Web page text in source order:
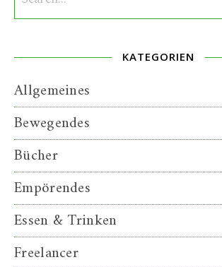
KATEGORIEN
Allgemeines
Bewegendes
Bücher
Empörendes
Essen & Trinken
Freelancer